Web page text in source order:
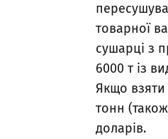
товарної
сушарці з
6000 т із
Якщо взяти
тонн
доларів.